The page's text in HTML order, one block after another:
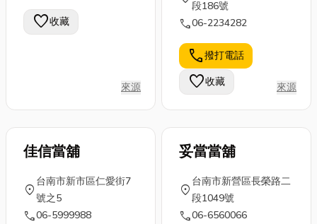
淺烘焙的花果
香氣到深烘焙
鋼構工程。 選
擇時應考量鋼
板厚度、重量
及夾具承載能
力，確保符合
工作需求。...
一項產品都訴
說著嘉義的獨
特魅力。今天
小編就來分享
十大最受歡迎
的嘉義伴手
禮，以及有關
伴手禮...
favorite收藏
來源
段186號
call06-2234282
call撥打電話
favorite收藏 來源
佳信當舖
location_on
台南市新市區仁愛街7
號之5
call06-5999988
妥當當舖
location_on
台南市新營區長榮路二
段1049號
call06-6560066